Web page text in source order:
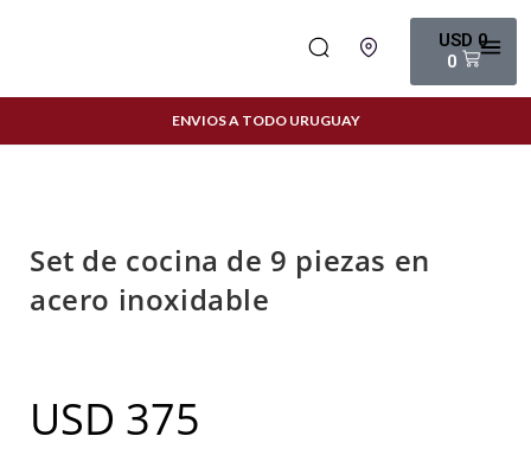
USD 0
0
ENVIOS A TODO URUGUAY
Set de cocina de 9 piezas en
acero inoxidable
USD 375